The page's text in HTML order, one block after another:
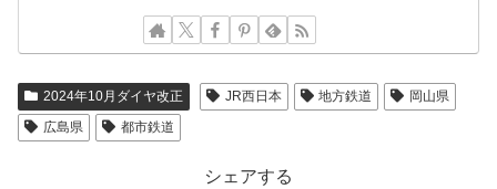
2024年10月ダイヤ改正 JR西日本 地方鉄道
岡山県
広島県
都市鉄道
シェアする